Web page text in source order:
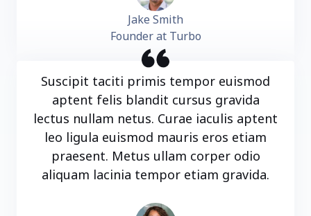
Jake Smith
Founder at Turbo
Suscipit taciti primis tempor euismod
aptent felis blandit cursus gravida
lectus nullam netus. Curae iaculis aptent
leo ligula euismod mauris eros etiam
praesent. Metus ullam corper odio
aliquam lacinia tempor etiam gravida.